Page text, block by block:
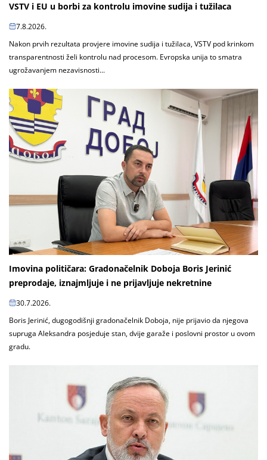
VSTV i EU u borbi za kontrolu imovine sudija i tužilaca
7.8.2026.
Nakon prvih rezultata provjere imovine sudija i tužilaca, VSTV pod krinkom
transparentnosti želi kontrolu nad procesom. Evropska unija to smatra
ugrožavanjem nezavisnosti...
Imovina političara: Gradonačelnik Doboja Boris Jerinić
preprodaje, iznajmljuje i ne prijavljuje nekretnine
30.7.2026.
Boris Jerinić, dugogodišnji gradonačelnik Doboja, nije prijavio da njegova
supruga Aleksandra posjeduje stan, dvije garaže i poslovni prostor u ovom
gradu.